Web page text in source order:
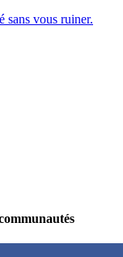
sans vous ruiner.